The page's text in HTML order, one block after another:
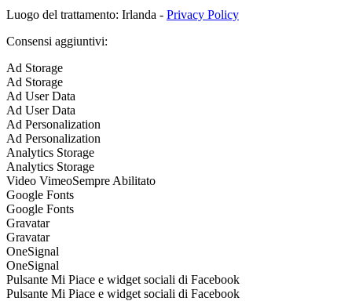
Luogo del trattamento: Irlanda - Privacy Policy
Consensi aggiuntivi:
Ad Storage
Ad Storage
Ad User Data
Ad User Data
Ad Personalization
Ad Personalization
Analytics Storage
Analytics Storage
Video VimeoSempre Abilitato
Google Fonts
Google Fonts
Gravatar
Gravatar
OneSignal
OneSignal
Pulsante Mi Piace e widget sociali di Facebook
Pulsante Mi Piace e widget sociali di Facebook